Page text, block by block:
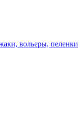
вольеры, пеленки